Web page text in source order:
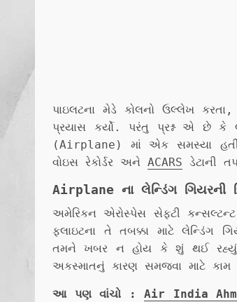
પાઇલટના મેડે કોલનો ઉલ્લેખ
પ્રયાસ કર્યો. પરંતુ પ્રશ્ન એ છે
(Airplane) માં એક સમસ્યા હતી
વોઇસ રેકોર્ડર અને ACARS ડેટાની
Airplane ના લેન્ડિંગ ગિયરની
અમેરિકન એરોસ્પેસ સેફ્ટી
ફ્લાઇટના તે તબક્કા માટે લેન્ડિંગ
તમને ખબર ન હોય કે શું થઈ રહ્યું
અકસ્માતનું કારણ સમજવા માટે
આ પણ વાંચો :Air India